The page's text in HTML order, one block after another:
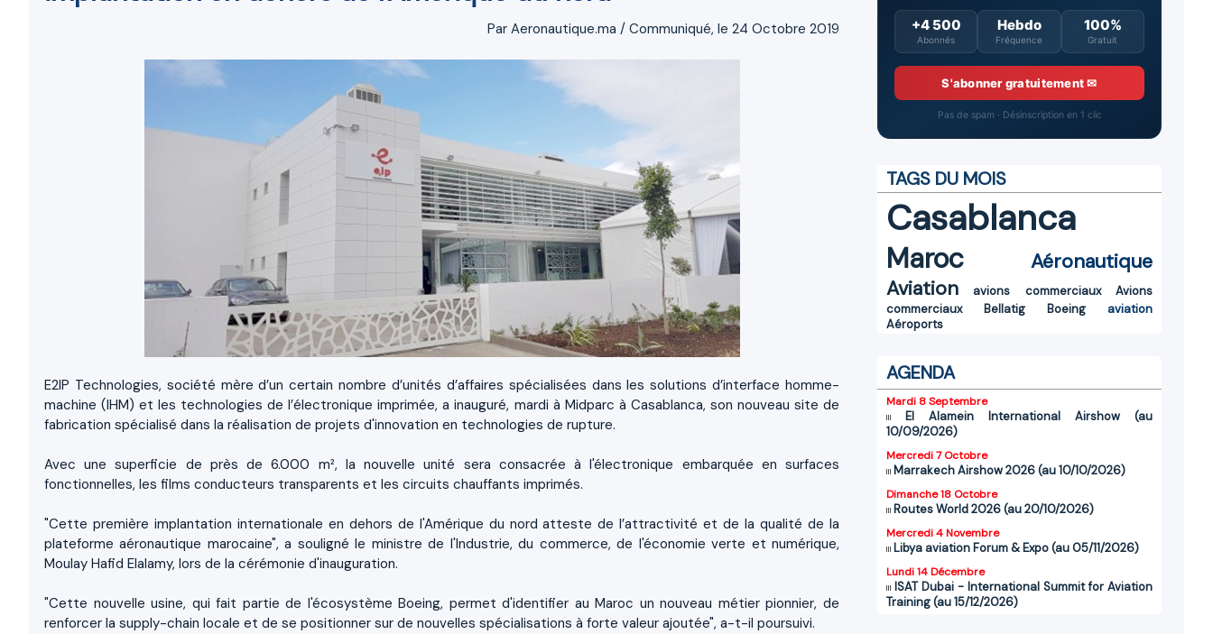
Par Aeronautique.ma / Communiqué, le 24 Octobre 2019
E2IP Technologies, société mère d’un certain nombre d’unités d’affaires spécialisées dans les solutions d’interface homme-
machine (IHM) et les technologies de l’électronique imprimée, a inauguré, mardi à Midparc à Casablanca, son nouveau site de
fabrication spécialisé dans la réalisation de projets d'innovation en technologies de rupture.
Avec une superficie de près de 6.000 m², la nouvelle unité sera consacrée à l'électronique embarquée en surfaces
fonctionnelles, les films conducteurs transparents et les circuits chauffants imprimés.
"Cette première implantation internationale en dehors de l'Amérique du nord atteste de l’attractivité et de la qualité de la
plateforme aéronautique marocaine", a souligné le ministre de l'Industrie, du commerce, de l'économie verte et numérique,
Moulay Hafid Elalamy, lors de la cérémonie d'inauguration.
"Cette nouvelle usine, qui fait partie de l'écosystème Boeing, permet d'identifier au Maroc un nouveau métier pionnier, de
renforcer la supply-chain locale et de se positionner sur de nouvelles spécialisations à forte valeur ajoutée", a-t-il poursuivi.
+4 500
Abonnés
Hebdo
Fréquence
100%
Gratuit
S'abonner gratuitement ✉
Pas de spam · Désinscription en 1 clic
TAGS DU MOIS
Casablanca
Maroc
Aéronautique
Aviation
avions commerciaux
Avions
commerciaux
Bellatig Boeing
aviation
Aéroports
AGENDA
Mardi 8 Septembre
El Alamein International Airshow (au
10/09/2026)
Mercredi 7 Octobre
Marrakech Airshow 2026 (au 10/10/2026)
Dimanche 18 Octobre
Routes World 2026 (au 20/10/2026)
Mercredi 4 Novembre
Libya aviation Forum & Expo (au 05/11/2026)
Lundi 14 Décembre
ISAT Dubai - International Summit for Aviation
Training (au 15/12/2026)